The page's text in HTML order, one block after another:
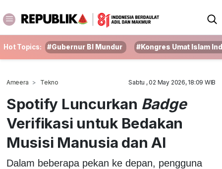
Hot Topics: #Gubernur BI Mundur #Kongres Umat Islam
Ameera Tekno Sabtu , 02 May 2026, 18:09 WIB
Spotify Luncurkan Badge
Verifikasi untuk Bedakan
Musisi Manusia dan Al
Dalam beberapa pekan ke depan, pengguna